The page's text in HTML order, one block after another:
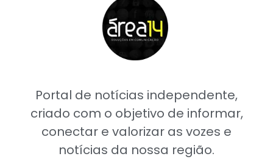
Portal de notícias independente,
criado com o objetivo de informar,
conectar e valorizar as vozes e
notícias da nossa região.